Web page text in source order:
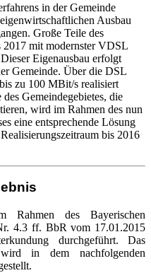
in der Gemeinde
Ausbau
Große Teile des
2017 mit modernster VDSL
Eigenausbau erfolgt
Gemeinde. Über die DSL
zu 100 MBit/s realisiert
Gemeindegebietes, die
wird im Rahmen des nun
eine entsprechende Lösung
bis 2016
des Bayerischen
4.3 ff. BbR vom 17.01.2015
durchgeführt. Das
in dem nachfolgenden